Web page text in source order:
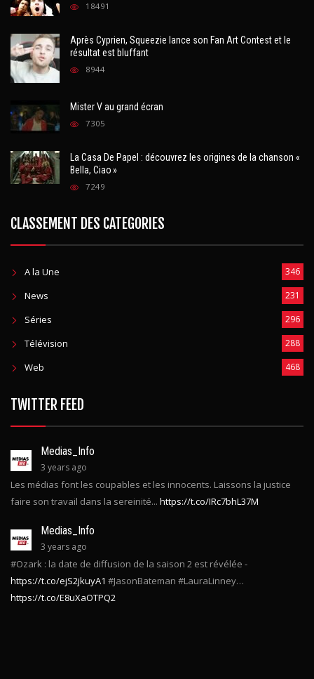
18491
Après Cyprien, Squeezie lance son Fan Art Contest et le
résultat est bluffant
8944
Mister V au grand écran
7305
La Casa De Papel : découvrez les origines de la chanson «
Bella, Ciao »
7249
CLASSEMENT DES CATEGORIES
A la Une 346
News 231
Séries 296
Télévision 288
Web 468
TWITTER FEED
Medias_Info
3 years ago
Les médias font les coupables et les innocents. Laissons la justice
faire son travail dans la sereinité... https://t.co/IRc7bhL37M
Medias_Info
3 years ago
#Ozark : la date de diffusion de la saison 2 est révélée -
https://t.co/ejS2jkuyA1 #JasonBateman #LauraLinney…
https://t.co/E8uXaOTPQ2